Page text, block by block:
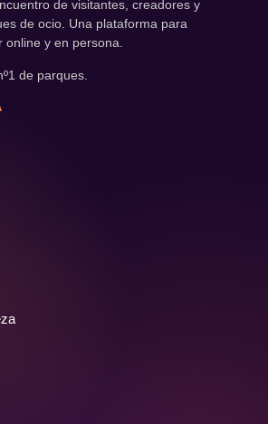
de visitantes, creadores y
de ocio. Una plataforma para
y en persona.
de parques.